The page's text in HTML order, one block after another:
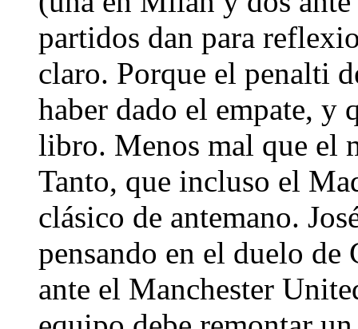
partidos dan para
claro. Porque el penalti
haber dado el empate, y
libro. Menos mal que el
Tanto, que incluso el
clásico de antemano.
pensando en el duelo
ante el Manchester